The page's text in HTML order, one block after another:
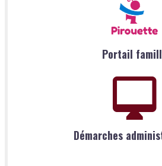
Portail
Démarches